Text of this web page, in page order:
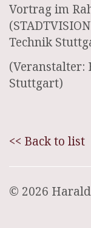
Vortrag im
Technik
(Veranstalter:
Stuttgart)
<< Back to list
© 2026 Harald